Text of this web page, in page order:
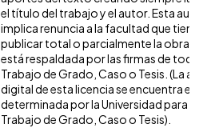
el título del trabajo y el autor. Esta
implica renuncia a la facultad que tiene
publicar total o parcialmente la obra.
está respaldada por las firmas de
Trabajo de Grado, Caso o Tesis. (La
digital de esta licencia se encuentra
determinada por la Universidad para
Trabajo de Grado, Caso o Tesis).